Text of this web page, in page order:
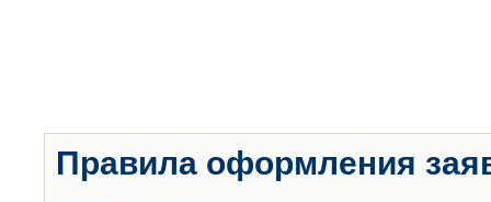
Правила оформления